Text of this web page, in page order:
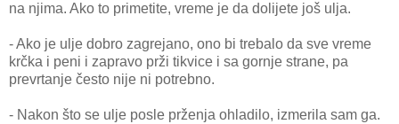
na njima. Ako to primetite, vreme je da dolijete još ulja.
- Ako je ulje dobro zagrejano, ono bi trebalo da sve vreme
krčka i peni i zapravo prži tikvice i sa gornje strane, pa
prevrtanje često nije ni potrebno.
- Nakon što se ulje posle prženja ohladilo, izmerila sam ga.